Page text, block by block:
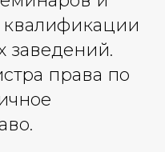
заведений.
права по